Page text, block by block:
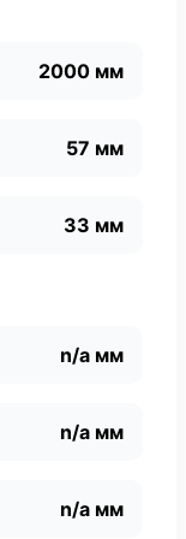
2000 мм
57 мм
33 мм
n/a мм
n/a мм
n/a мм